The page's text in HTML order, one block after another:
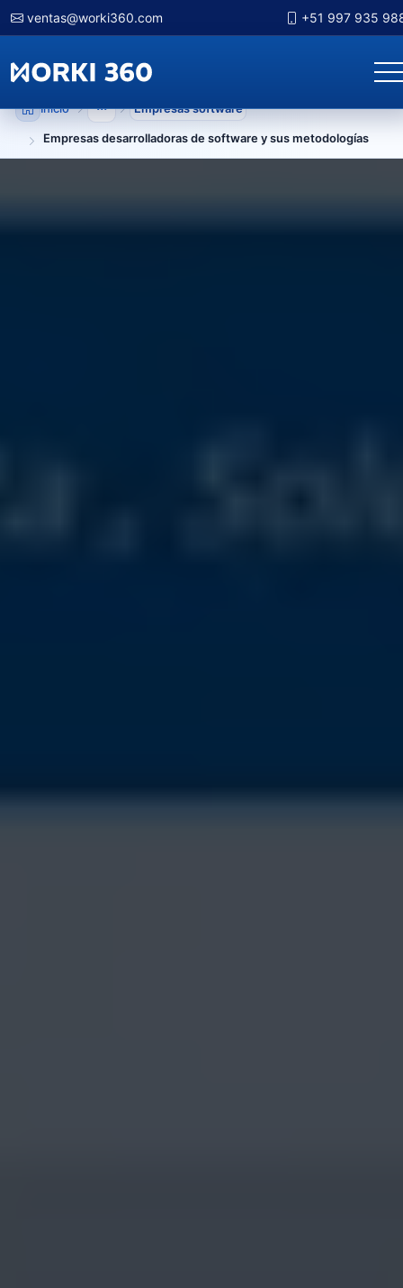
ventas@worki360.com +51 997 935
Inicio Mostrar niveles anteriores
Empresas software
Empresas desarrolladoras de software y sus metodologías